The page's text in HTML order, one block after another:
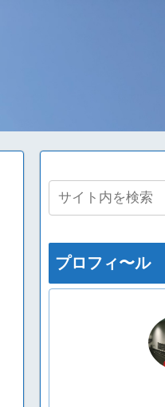
プロフィ〜ル